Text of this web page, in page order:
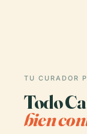
TU CURADOR
Todo
bien